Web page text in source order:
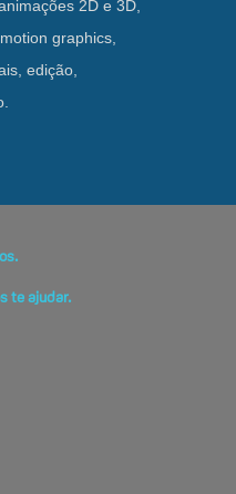
2D e 3D,
graphics,
edição,
te ajudar.